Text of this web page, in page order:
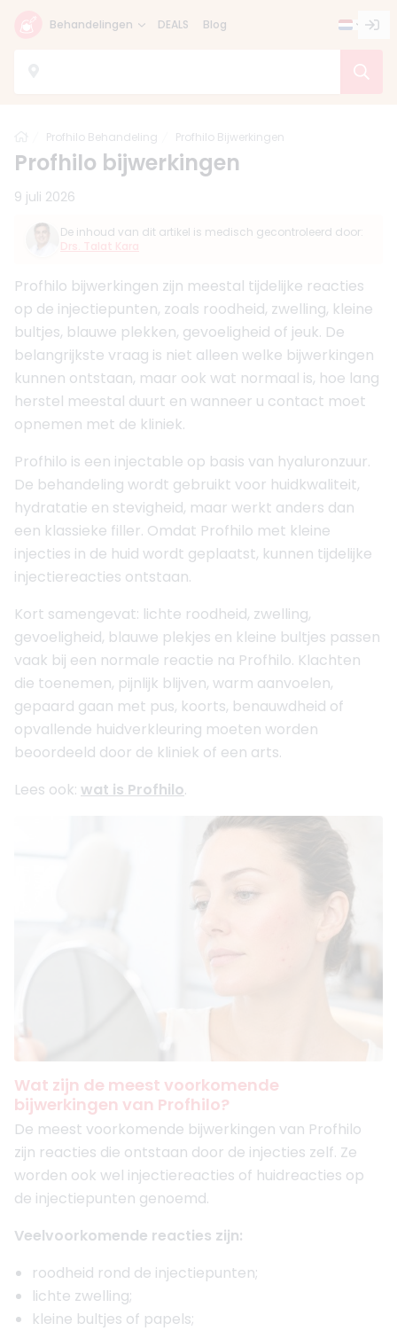
Behandelingen DEALS Blog
Home
Profhilo Behandeling Profhilo Bijwerkingen
Profhilo bijwerkingen
9 juli 2026
De inhoud van dit artikel is medisch gecontroleerd door:
Drs. Talat Kara
Profhilo bijwerkingen zijn meestal tijdelijke reacties
op de injectiepunten, zoals roodheid, zwelling, kleine
bultjes, blauwe plekken, gevoeligheid of jeuk. De
belangrijkste vraag is niet alleen welke bijwerkingen
kunnen ontstaan, maar ook wat normaal is, hoe lang
herstel meestal duurt en wanneer u contact moet
opnemen met de kliniek.
Profhilo is een injectable op basis van hyaluronzuur.
De behandeling wordt gebruikt voor huidkwaliteit,
hydratatie en stevigheid, maar werkt anders dan
een klassieke filler. Omdat Profhilo met kleine
injecties in de huid wordt geplaatst, kunnen tijdelijke
injectiereacties ontstaan.
Kort samengevat: lichte roodheid, zwelling,
gevoeligheid, blauwe plekjes en kleine bultjes passen
vaak bij een normale reactie na Profhilo. Klachten
die toenemen, pijnlijk blijven, warm aanvoelen,
gepaard gaan met pus, koorts, benauwdheid of
opvallende huidverkleuring moeten worden
beoordeeld door de kliniek of een arts.
Lees ook: wat is Profhilo.
Wat zijn de meest voorkomende
bijwerkingen van Profhilo?
De meest voorkomende bijwerkingen van Profhilo
zijn reacties die ontstaan door de injecties zelf. Ze
worden ook wel injectiereacties of huidreacties op
de injectiepunten genoemd.
Veelvoorkomende reacties zijn:
roodheid rond de injectiepunten;
lichte zwelling;
kleine bultjes of papels;